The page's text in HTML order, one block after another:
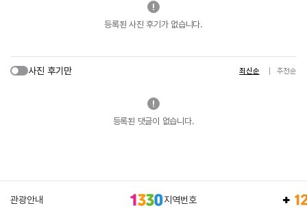
등록된 사진 후기가 없습니다.
사진 후기만 최신순 추천순
등록된 댓글이 없습니다.
관광안내 지역번호